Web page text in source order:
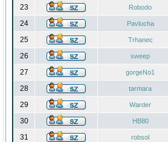
23 Robodo
24 Pavlucha
25 Trhanec
26 sweep
27 gorgeNo1
28 tarmara
29 Warder
30 HB80
31 robsol